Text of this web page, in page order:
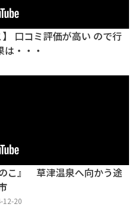
口コミ評価が高い ので行
・・・
こ』 草津温泉へ向かう途
12-20